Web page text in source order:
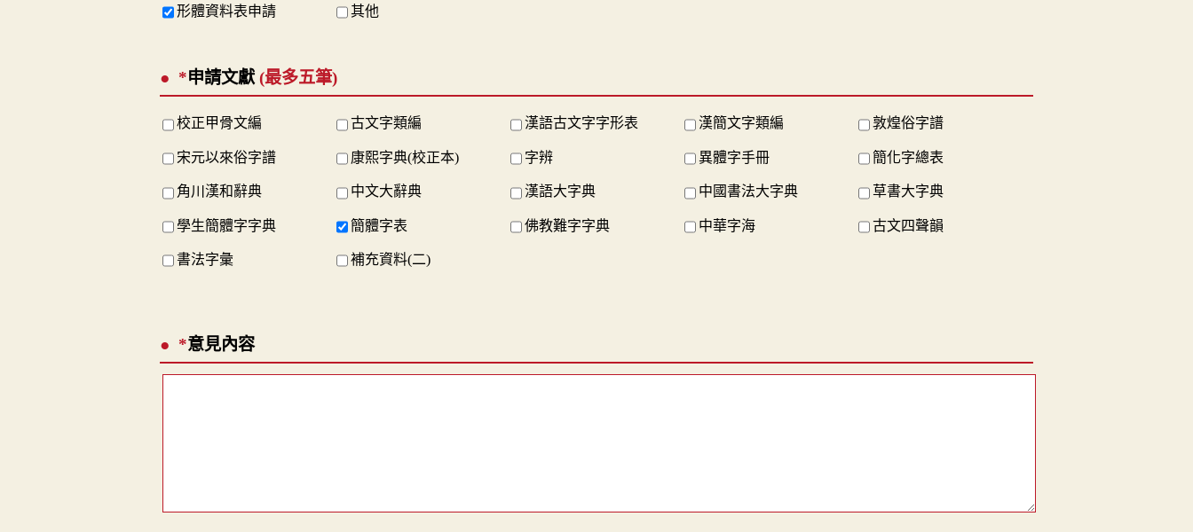
形體資料表申請 其他
*申請文獻 (最多五筆)
校正甲骨文編 古文字類編 漢語古文字字形表 漢簡文字類編 敦煌俗字譜
宋元以來俗字譜 康熙字典(校正本) 字辨 異體字手冊 簡化字總表
角川漢和辭典 中文大辭典 漢語大字典 中國書法大字典 草書大字典
學生簡體字字典 簡體字表 佛教難字字典 中華字海 古文四聲韻
書法字彙 補充資料(二)
*意見內容